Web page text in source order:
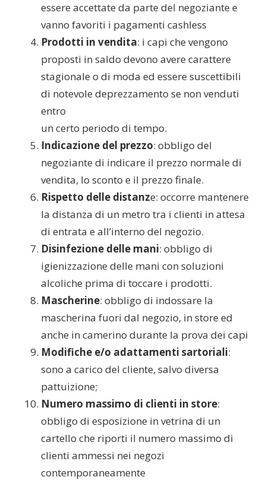
essere accettate da parte del negoziante e
vanno favoriti i pagamenti cashless
Prodotti in vendita: i capi che vengono
proposti in saldo devono avere carattere
stagionale o di moda ed essere suscettibili
di notevole deprezzamento se non venduti
entro
un certo periodo di tempo.
Indicazione del prezzo: obbligo del
negoziante di indicare il prezzo normale di
vendita, lo sconto e il prezzo finale.
Rispetto delle distanze: occorre mantenere
la distanza di un metro tra i clienti in attesa
di entrata e all’interno del negozio.
Disinfezione delle mani: obbligo di
igienizzazione delle mani con soluzioni
alcoliche prima di toccare i prodotti.
Mascherine: obbligo di indossare la
mascherina fuori dal negozio, in store ed
anche in camerino durante la prova dei capi
Modifiche e/o adattamenti sartoriali:
sono a carico del cliente, salvo diversa
pattuizione;
Numero massimo di clienti in store:
obbligo di esposizione in vetrina di un
cartello che riporti il numero massimo di
clienti ammessi nei negozi
contemporaneamente